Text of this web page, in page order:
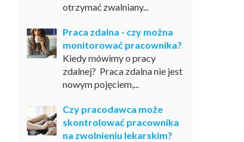
otrzymać zwalniany...
Praca zdalna - czy można
monitorować pracownika?
Kiedy mówimy o pracy
zdalnej? Praca zdalna nie jest
nowym pojęciem,...
Czy pracodawca może
skontrolować pracownika
na zwolnieniu lekarskim?